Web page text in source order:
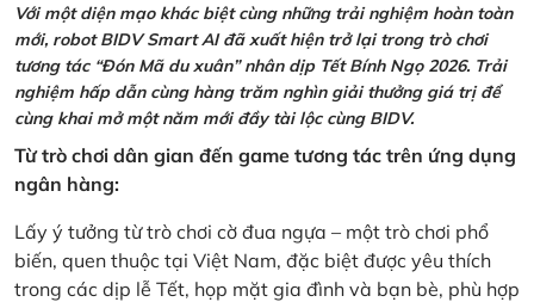
Với một diện mạo khác biệt cùng những trải nghiệm hoàn toàn
mới, robot BIDV Smart AI đã xuất hiện trở lại trong trò chơi
tương tác “Đón Mã du xuân” nhân dịp Tết Bính Ngọ 2026. Trải
nghiệm hấp dẫn cùng hàng trăm nghìn giải thưởng giá trị để
cùng khai mở một năm mới đầy tài lộc cùng BIDV.
Từ trò chơi dân gian đến game tương tác trên ứng dụng
ngân hàng:
Lấy ý tưởng từ trò chơi cờ đua ngựa – một trò chơi phổ
biến, quen thuộc tại Việt Nam, đặc biệt được yêu thích
trong các dịp lễ Tết, họp mặt gia đình và bạn bè, phù hợp